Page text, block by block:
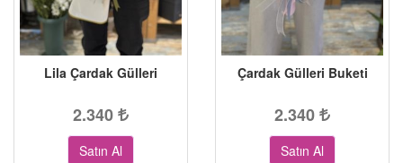
Lila Çardak Gülleri
2.340
Satın Al
Çardak Gülleri Buketi
2.340
Satın Al